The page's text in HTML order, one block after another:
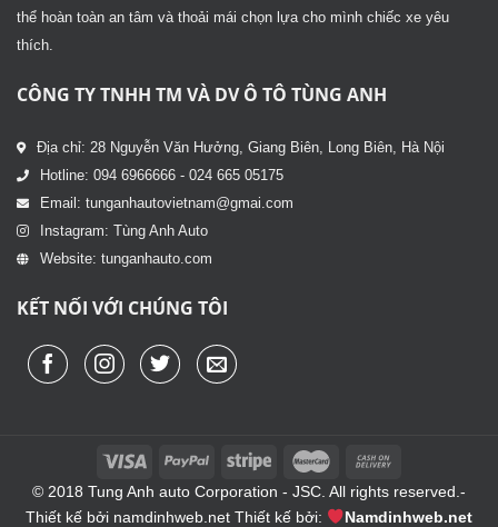
thể hoàn toàn an tâm và thoải mái chọn lựa cho mình chiếc xe yêu
thích.
CÔNG TY TNHH TM VÀ DV Ô TÔ TÙNG ANH
Địa chỉ: 28 Nguyễn Văn Hưởng, Giang Biên, Long Biên, Hà Nội
Hotline: 094 6966666 - 024 665 05175
Email: tunganhautovietnam@gmai.com
Instagram: Tùng Anh Auto
Website: tunganhauto.com
KẾT NỐI VỚI CHÚNG TÔI
© 2018 Tung Anh auto Corporation - JSC. All rights reserved.-
Thiết kế bởi namdinhweb.netThiết kế bởi: Namdinhweb.net